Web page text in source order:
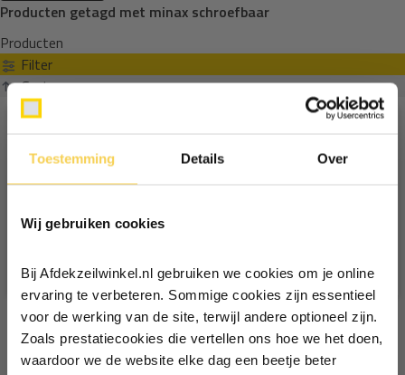
Toestemming Details Over
Wij gebruiken cookies
Bij Afdekzeilwinkel.nl gebruiken we cookies om je online
ervaring te verbeteren. Sommige cookies zijn essentieel
voor de werking van de site, terwijl andere optioneel zijn.
Zoals prestatiecookies die vertellen ons hoe we het doen,
waardoor we de website elke dag een beetje beter
Producten getagd met minax schroefbaar
Producten
Filter
Sorteren op
Ontvang €5,- korting!
Schrijf je in voor de nieuwsbrief en
Vul je e-mailadres in‍⁪⁪
Particulier Zakelijk